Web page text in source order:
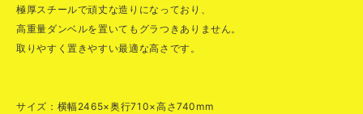
極厚スチールで頑丈な造りになっており、
高重量ダンベルを置いてもグラつきありません。
取りやすく置きやすい最適な高さです。
サイズ：横幅2465×奥行710×高さ740mm